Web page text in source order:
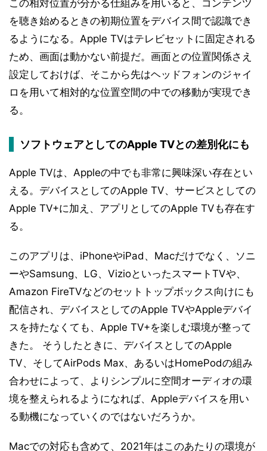
この相対位置が分かる仕組みを用いると、コンテンツ
を聴き始めるときの初期位置をデバイス間で認識でき
るようになる。Apple TVはテレビセットに固定される
ため、画面は動かない前提だ。画面との位置関係さえ
設定しておけば、そこから先はヘッドフォンのジャイ
ロを用いて相対的な位置空間の中での移動が実現でき
る。
ソフトウェアとしてのApple TVとの差別化にも
Apple TVは、Appleの中でも非常に興味深い存在とい
える。デバイスとしてのApple TV、サービスとしての
Apple TV+に加え、アプリとしてのApple TVも存在す
る。
このアプリは、iPhoneやiPad、Macだけでなく、ソニ
ーやSamsung、LG、VizioといったスマートTVや、
Amazon FireTVなどのセットトップボックス向けにも
配信され、デバイスとしてのApple TVやAppleデバイ
スを持たなくても、Apple TV+を楽しむ環境が整って
きた。 そうしたときに、デバイスとしてのApple
TV、そしてAirPods Max、あるいはHomePodの組み
合わせによって、よりシンプルに空間オーディオの環
境を整えられるようになれば、Appleデバイスを用い
る動機になっていくのではないだろうか。
Macでの対応も含めて、2021年はこのあたりの環境が